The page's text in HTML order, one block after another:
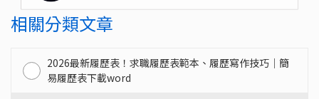
相關分類文章
2026最新履歷表！求職履歷表範本、履歷寫作技巧｜簡
易履歷表下載word